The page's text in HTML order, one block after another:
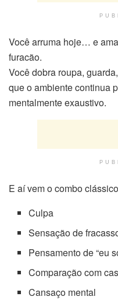
Você arruma hoje… e
furacão.
Você dobra roupa,
que o ambiente continua
mentalmente exaustivo.
E aí vem o combo
Culpa
Sensação de
Pensamento de “eu
Comparação com
Cansaço mental